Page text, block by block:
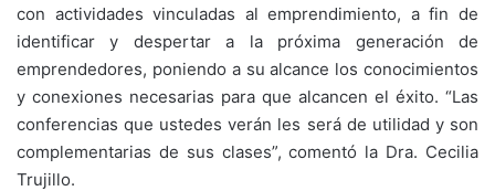
con actividades vinculadas al emprendimiento, a fin de
identificar y despertar a la próxima generación de
emprendedores, poniendo a su alcance los conocimientos
y conexiones necesarias para que alcancen el éxito. “Las
conferencias que ustedes verán les será de utilidad y son
complementarias de sus clases”, comentó la Dra. Cecilia
Trujillo.